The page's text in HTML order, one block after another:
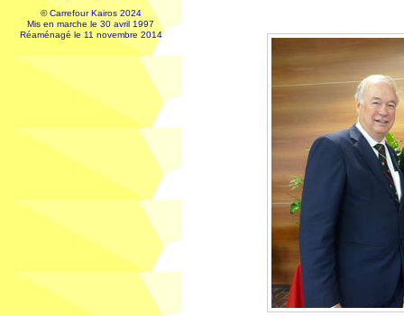
© Carrefour Kairos 2024
Mis en marche le 30 avril 1997
Réaménagé le 11 novembre 2014